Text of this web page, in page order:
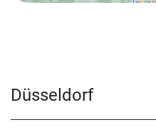
Düsseldorf